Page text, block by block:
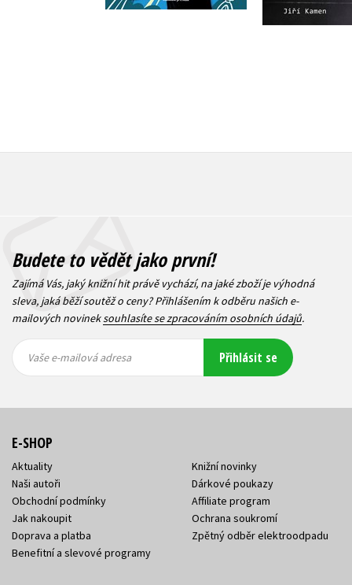
Budete to vědět jako první!
Zajímá Vás, jaký knižní hit právě vychází, na jaké zboží je výhodná
sleva, jaká běží soutěž o ceny? Přihlášením k odběru našich e-
mailových novineksouhlasíte se zpracováním osobních údajů.
mailová
mailová
Vaše e-mailová adresa Přihlásit se
E-SHOP
Aktuality
Naši autoři
Obchodní podmínky
Jak nakoupit
Doprava a platba
Benefitní a slevové programy
Knižní novinky
Dárkové poukazy
Affiliate program
Ochrana soukromí
Zpětný odběr elektroodpadu